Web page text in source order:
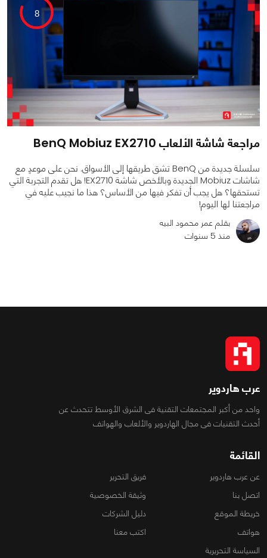
8
مراجعة شاشة الألعاب BenQ Mobiuz EX2710
سلسلة جديدة من BenQ تشق طريقها إلى الأسواق. نحن على موعدٍ مع
شاشات Mobiuz الجديدة وبالأخص شاشة EX2710! هل تقدم التجربة التي
تستحقها؟ هل يجب أن تفكر فيها من الأساس؟ هذا ما نجيب عليه في
مراجعتنا لها اليوم!
بقلم عمر محمود البيه
منذ 5 سنوات
عرب هاردوير
واحد من أكبر المجتمعات التقنية فى الشرق الأوسط تتحدث عن
أحدث التقنيات فى مجال الهاردوير والألعاب والهواتف
القائمة
عن عرب هاردوير
فريق التحرير
اتصل بنا
وثيقة الخصوصية
خريطة الموقع
دليل الشركات
هواتف
اكتب معنا
السياسة التحريرية